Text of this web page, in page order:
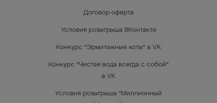
Договор-оферта
Условия розыгрыша ВКонтакте
Конкурс "Эрмитажные коты" в VK
Конкурс "Чистая вода всегда с собой"
в VK
Условия розыгрыша "Миллионный